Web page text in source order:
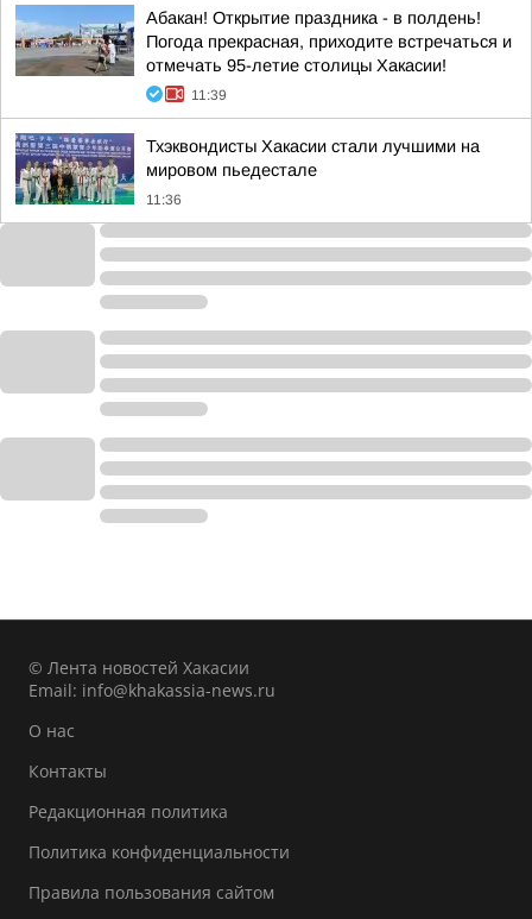
Абакан! Открытие праздника - в полдень!
Погода прекрасная, приходите встречаться и
отмечать 95-летие столицы Хакасии!
11:39
Тхэквондисты Хакасии стали лучшими на
мировом пьедестале
11:36
© Лента новостей Хакасии
Email: info@khakassia-news.ru
О нас
Контакты
Редакционная политика
Политика конфиденциальности
Правила пользования сайтом